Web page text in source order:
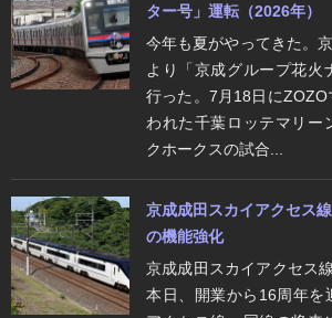
ター号」運転（2026年）
今年も夏がやってきた。
より「京成グループ花火
行った。7月18日に
われた千葉ロッテマリー
クホークスの試合...
京成成田スカイアクセス
の機能強化
京成成田スカイアクセス
本日、開業から16周年を